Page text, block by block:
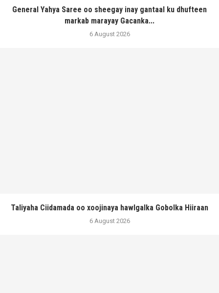
General Yahya Saree oo sheegay inay gantaal ku dhufteen
markab marayay Gacanka...
6 August 2026
Taliyaha Ciidamada oo xoojinaya hawlgalka Gobolka Hiiraan
6 August 2026